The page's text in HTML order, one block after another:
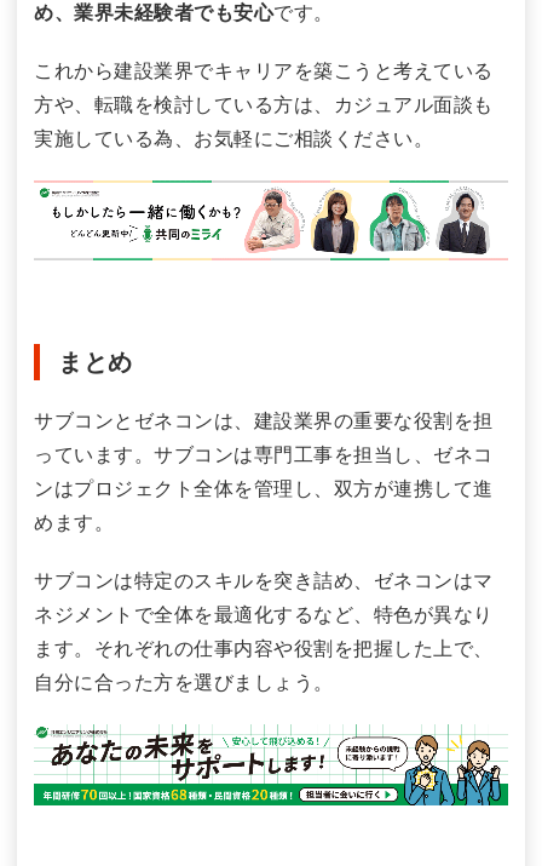
め、業界未経験者でも安心です。
これから建設業界でキャリアを築こうと考えている
方や、転職を検討している方は、カジュアル面談も
実施している為、お気軽にご相談ください。
まとめ
サブコンとゼネコンは、建設業界の重要な役割を担
っています。サブコンは専門工事を担当し、ゼネコ
ンはプロジェクト全体を管理し、双方が連携して進
めます。
サブコンは特定のスキルを突き詰め、ゼネコンはマ
ネジメントで全体を最適化するなど、特色が異なり
ます。それぞれの仕事内容や役割を把握した上で、
自分に合った方を選びましょう。